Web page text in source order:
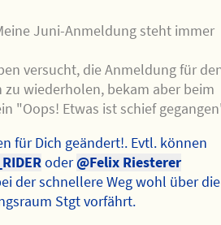
Juni-Anmeldung steht immer
versucht, die Anmeldung für
zu wiederholen, bekam aber beim
"Oops! Etwas ist schief
für Dich geändert!. Evtl. können
oder@Felix Riesterer
der schnellere Weg wohl über die
Stgt vorfährt.